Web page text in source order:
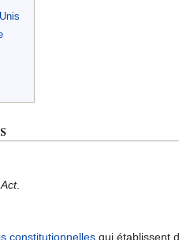
.
constitutionnelles qui établissent